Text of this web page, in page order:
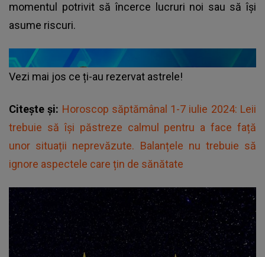
momentul potrivit să încerce lucruri noi sau să își
asume riscuri.
Vezi mai jos ce ți-au rezervat astrele!
Citește și: Horoscop săptămânal 1-7 iulie 2024: Leii
trebuie să își păstreze calmul pentru a face față
unor situații neprevăzute. Balanțele nu trebuie să
ignore aspectele care țin de sănătate